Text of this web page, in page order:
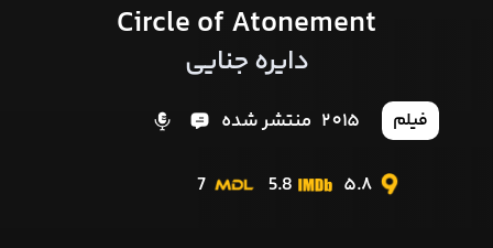
Circle of Atonement
دایره جنایی
فیلم 2015 منتشر شده
5.8
5.8
7